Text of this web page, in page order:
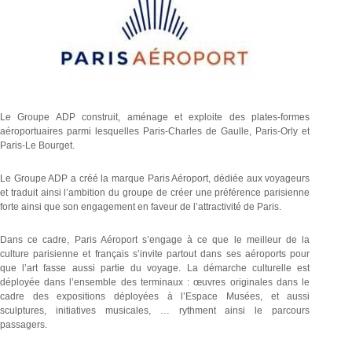
Le Groupe ADP construit, aménage et exploite des plates-formes
aéroportuaires parmi lesquelles Paris-Charles de Gaulle, Paris-Orly et
Paris-Le Bourget.
Le Groupe ADP a créé la marque Paris Aéroport, dédiée aux voyageurs
et traduit ainsi l’ambition du groupe de créer une préférence parisienne
forte ainsi que son engagement en faveur de l’attractivité de Paris.
Dans ce cadre, Paris Aéroport s’engage à ce que le meilleur de la
culture parisienne et français s’invite partout dans ses aéroports pour
que l’art fasse aussi partie du voyage. La démarche culturelle est
déployée dans l’ensemble des terminaux : œuvres originales dans le
cadre des expositions déployées à l’Espace Musées, et aussi
sculptures, initiatives musicales, … rythment ainsi le parcours
passagers.